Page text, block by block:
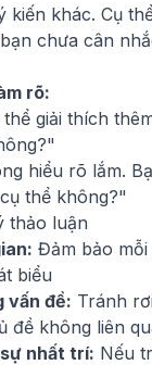
kiến khác. Cụ
chưa cân
rõ:
giải thích
hiểu rõ lắm.
thể không?"
thảo luận
Đảm bảo
biểu
vấn đề: Tránh
đề không liên
nhất trí: Nếu